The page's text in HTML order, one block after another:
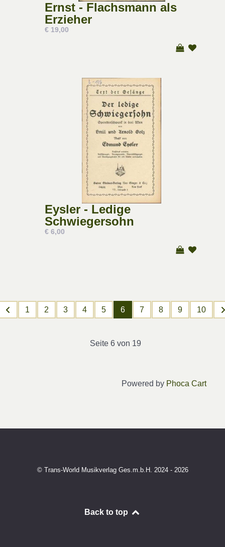
Ernst - Flachsmann als
Erzieher
€ 19,00
Eysler - Ledige
Schwiegersohn
€ 6,00
1 2 3 4 5 6 7 8 9 10
Seite 6 von 19
Powered by Phoca Cart
© Trans-World Musikverlag Ges.m.b.H. 2024 - 2026
Back to top